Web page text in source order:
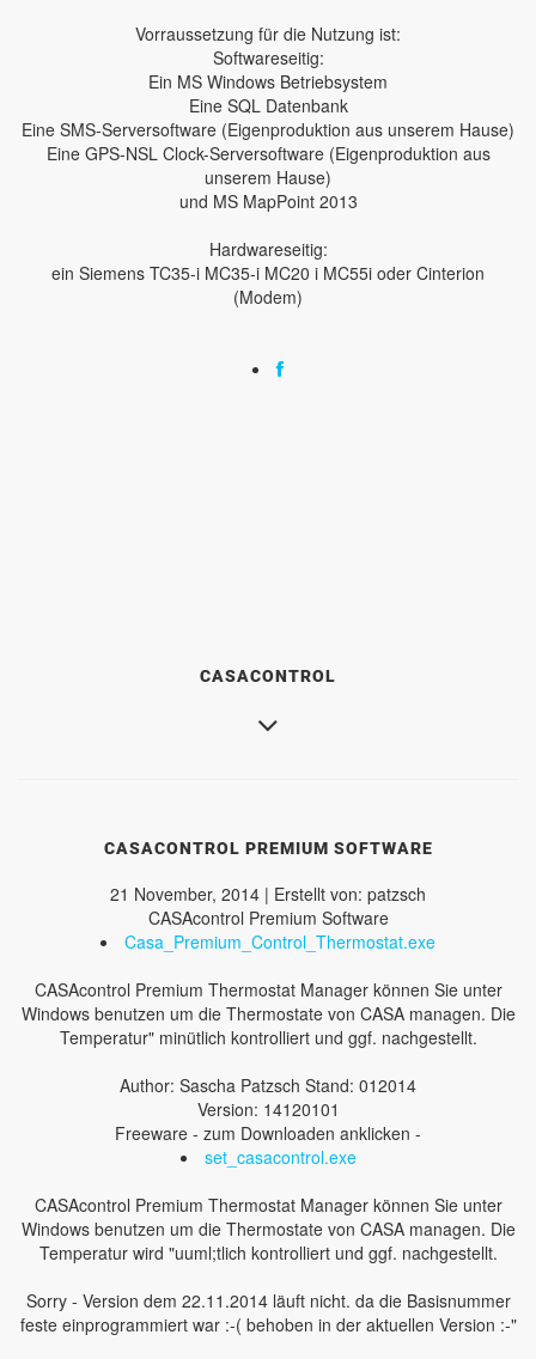
Vorraussetzung für die Nutzung ist:
Softwareseitig:
Ein MS Windows Betriebsystem
Eine SQL Datenbank
Eine SMS-Serversoftware (Eigenproduktion aus unserem Hause)
Eine GPS-NSL Clock-Serversoftware (Eigenproduktion aus
unserem Hause)
und MS MapPoint 2013
Hardwareseitig:
ein Siemens TC35-i MC35-i MC20 i MC55i oder Cinterion
(Modem)
CASACONTROL
CASACONTROL PREMIUM SOFTWARE
21 November, 2014 | Erstellt von: patzsch
CASAcontrol Premium Software
Casa_Premium_Control_Thermostat.exe
CASAcontrol Premium Thermostat Manager können Sie unter
Windows benutzen um die Thermostate von CASA managen. Die
Temperatur" minütlich kontrolliert und ggf. nachgestellt.
Author: Sascha Patzsch Stand: 012014
Version: 14120101
Freeware - zum Downloaden anklicken -
set_casacontrol.exe
CASAcontrol Premium Thermostat Manager können Sie unter
Windows benutzen um die Thermostate von CASA managen. Die
Temperatur wird "uuml;tlich kontrolliert und ggf. nachgestellt.
Sorry - Version dem 22.11.2014 läuft nicht. da die Basisnummer
feste einprogrammiert war :-( behoben in der aktuellen Version :-"